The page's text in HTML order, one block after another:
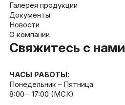
Галерея продукции
Документы
Новости
О компании
Свяжитесь с нами
ЧАСЫ РАБОТЫ:
Понедельник – Пятница
8:00 – 17:00 (МСК)